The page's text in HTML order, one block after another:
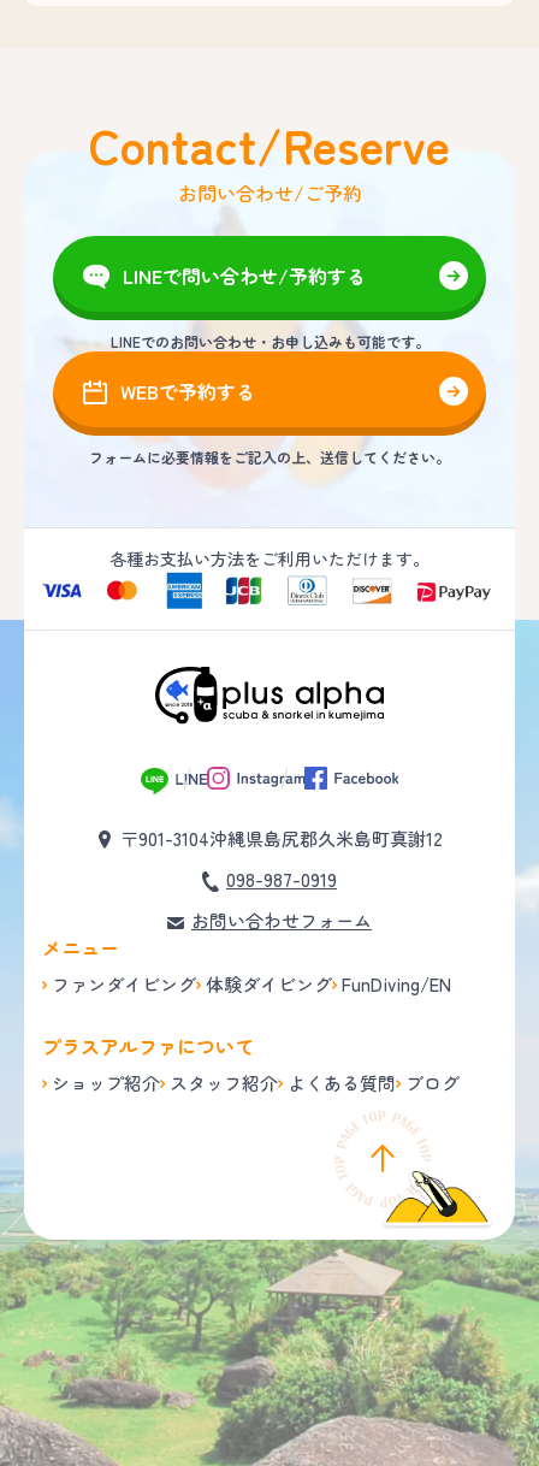
Contact/Reserve
お問い合わせ/ご予約
LINEで問い合わせ/予約する
LINEでのお問い合わせ・お申し込みも可能です。
WEBで予約する
フォームに必要情報をご記入の上、送信してください。
各種お支払い方法をご利用いただけます。
〒901-3104沖縄県島尻郡久米島町真謝12
098-987-0919
お問い合わせフォーム
メニュー
ファンダイビング 体験ダイビング FunDiving/EN
プラスアルファについて
ショップ紹介 スタッフ紹介 よくある質問 ブログ